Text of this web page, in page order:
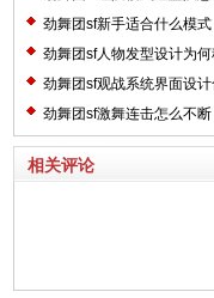
劲舞团sf新手适合什么模式
劲舞团sf人物发型设计为何
劲舞团sf观战系统界面设计
劲舞团sf激舞连击怎么不断
相关评论